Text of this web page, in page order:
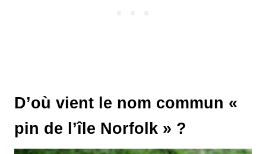
D’où vient le nom commun «
pin de l’île Norfolk » ?